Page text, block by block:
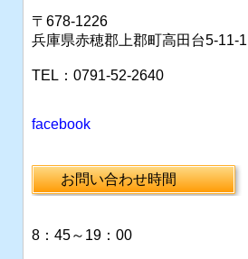
〒678-1226
兵庫県赤穂郡上郡町高田台5-11-1
TEL：0791-52-2640
facebook
お問い合わせ時間
8：45～19：00